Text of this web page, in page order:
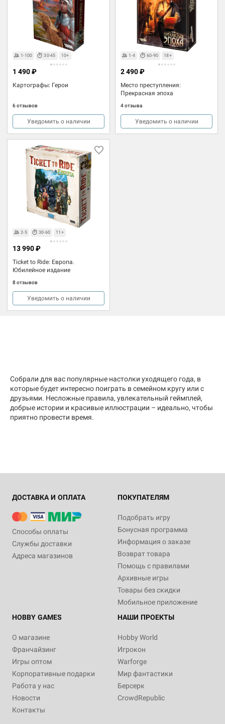
1-100 30-45 10+
Картографы: Герои
6 отзывов
1 490 ₽
Уведомить о наличии
1-4 60-90 18+
Место преступления:
Прекрасная эпоха
4 отзыва
2 490 ₽
Уведомить о наличии
2-5 30-60 11+
Ticket to Ride: Европа.
Юбилейное издание
8 отзывов
13 990 ₽
Уведомить о наличии
Собрали для вас популярные настолки уходящего года, в
которые будет интересно поиграть в семейном кругу или с
друзьями. Несложные правила, увлекательный геймплей,
добрые истории и красивые иллюстрации – идеально, чтобы
приятно провести время.
ДОСТАВКА И ОПЛАТА
Способы оплаты
Службы доставки
Адреса магазинов
ПОКУПАТЕЛЯМ
Подобрать игру
Бонусная программа
Информация о заказе
Возврат товара
Помощь с правилами
Архивные игры
Товары без скидки
Мобильное приложение
HOBBY GAMES
О магазине
Франчайзинг
Игры оптом
Корпоративные подарки
Работа у нас
Новости
Контакты
НАШИ ПРОЕКТЫ
Hobby World
Игрокон
Warforge
Мир фантастики
Берсерк
CrowdRepublic